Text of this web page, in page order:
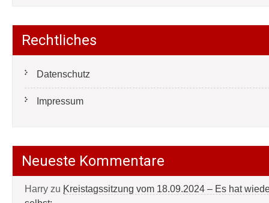
Rechtliches
Datenschutz
Impressum
Neueste Kommentare
Harry zu Kreistagssitzung vom 18.09.2024 – Es hat